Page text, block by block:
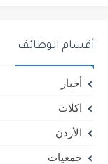
أقسام الوظائف
أخبار
اكلات
الأردن
جمعيات